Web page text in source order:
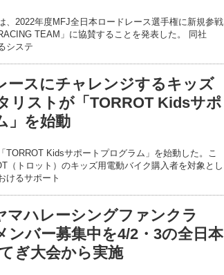
、2022年度MFJ全日本ロードレース選手権に新規参戦
TEAM」に協賛することを発表した。 同社
システ
ースにチャレンジするキッズ
リストが「TORROT Kidsサポ
」を始動
TORROT Kidsサポートプログラム」を始動した。こ
（トロット）のキッズ用電動バイク購入者を対象とし
けるサポート
マハレーシングファンクラ
ンバー募集中を4/2・3の全日本
ぎ大会から実施